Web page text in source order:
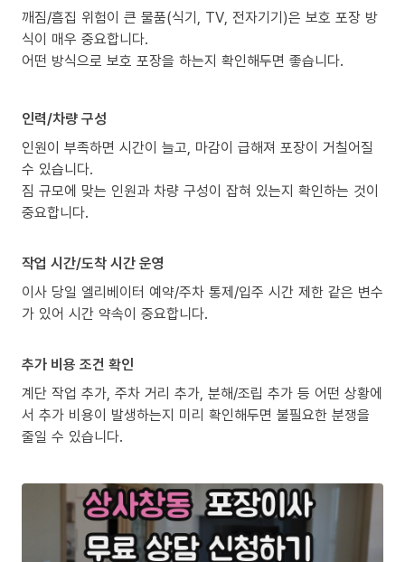
깨짐/흠집 위험이 큰 물품(식기, TV, 전자기기)은 보호 포장 방
식이 매우 중요합니다.
어떤 방식으로 보호 포장을 하는지 확인해두면 좋습니다.
인력/차량 구성
인원이 부족하면 시간이 늘고, 마감이 급해져 포장이 거칠어질
수 있습니다.
짐 규모에 맞는 인원과 차량 구성이 잡혀 있는지 확인하는 것이
중요합니다.
작업 시간/도착 시간 운영
이사 당일 엘리베이터 예약/주차 통제/입주 시간 제한 같은 변수
가 있어 시간 약속이 중요합니다.
추가 비용 조건 확인
계단 작업 추가, 주차 거리 추가, 분해/조립 추가 등 어떤 상황에
서 추가 비용이 발생하는지 미리 확인해두면 불필요한 분쟁을
줄일 수 있습니다.